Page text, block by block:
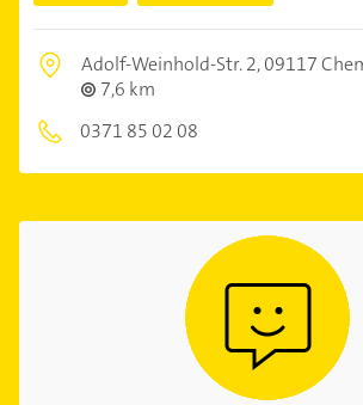
Adolf-Weinhold-Str. 2,09117
7,6 km
0371 85 02 08